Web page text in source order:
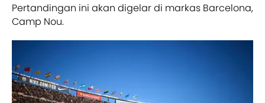
Pertandingan ini akan digelar di markas Barcelona,
Camp Nou.